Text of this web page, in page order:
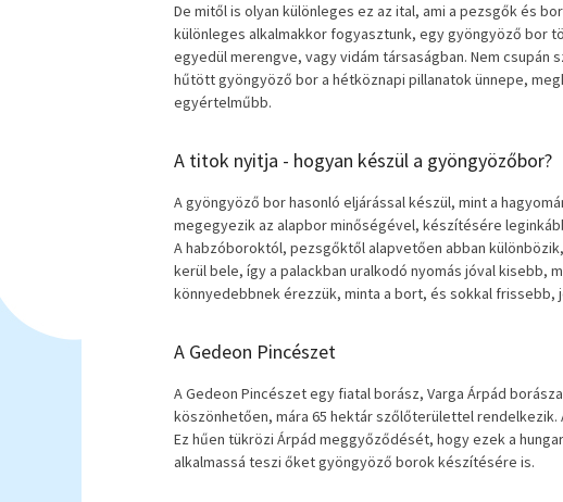
De mitől is olyan különleges ez az ital, ami a pezsgők és
különleges alkalmakkor fogyasztunk, egy gyöngyöző bor
egyedül merengve, vagy vidám társaságban. Nem
hűtött gyöngyöző bor a hétköznapi pillanatok ünnepe,
egyértelműbb.
A titok nyitja - hogyan készül a gyöngyözőbor?
A gyöngyöző bor hasonló eljárással készül, mint a
megegyezik az alapbor minőségével, készítésére
A habzóboroktól, pezsgőktől alapvetően abban
kerül bele, így a palackban uralkodó nyomás jóval kisebb,
könnyedebbnek érezzük, minta a bort, és sokkal
A Gedeon Pincészet
A Gedeon Pincészet egy fiatal borász, Varga Árpád
köszönhetően, mára 65 hektár szőlőterülettel
Ez hűen tükrözi Árpád meggyőződését, hogy ezek a
alkalmassá teszi őket gyöngyöző borok készítésére is.